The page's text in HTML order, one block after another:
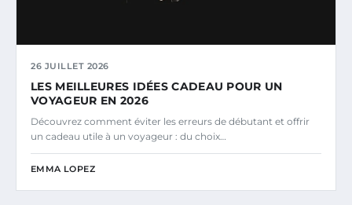
26 JUILLET 2026
LES MEILLEURES IDÉES CADEAU POUR UN
VOYAGEUR EN 2026
Découvrez comment éviter les erreurs de débutant et offrir
un cadeau utile à un voyageur : du choix…
EMMA LOPEZ